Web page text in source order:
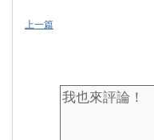
上一篇